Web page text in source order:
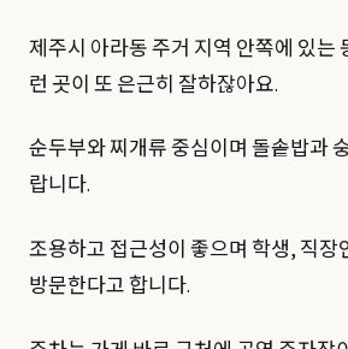
제주시 아라동 주거 지역 안쪽에 있는
런 곳이 또 은근히 잘하잖아요.
순두부와 찌개류 중심이며 돌솥밥과
랍니다.
조용하고 접근성이 좋으며 학생, 직장
방문한다고 합니다.